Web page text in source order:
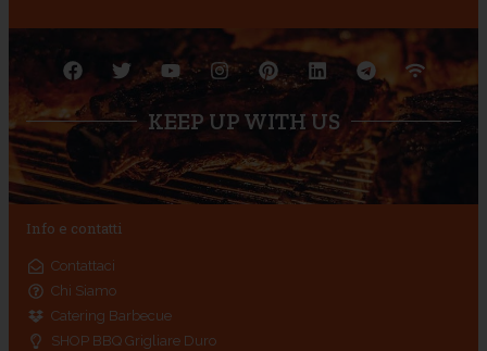
KEEP UP WITH US
Info e contatti
Contattaci
Chi Siamo
Catering Barbecue
SHOP BBQ Grigliare Duro